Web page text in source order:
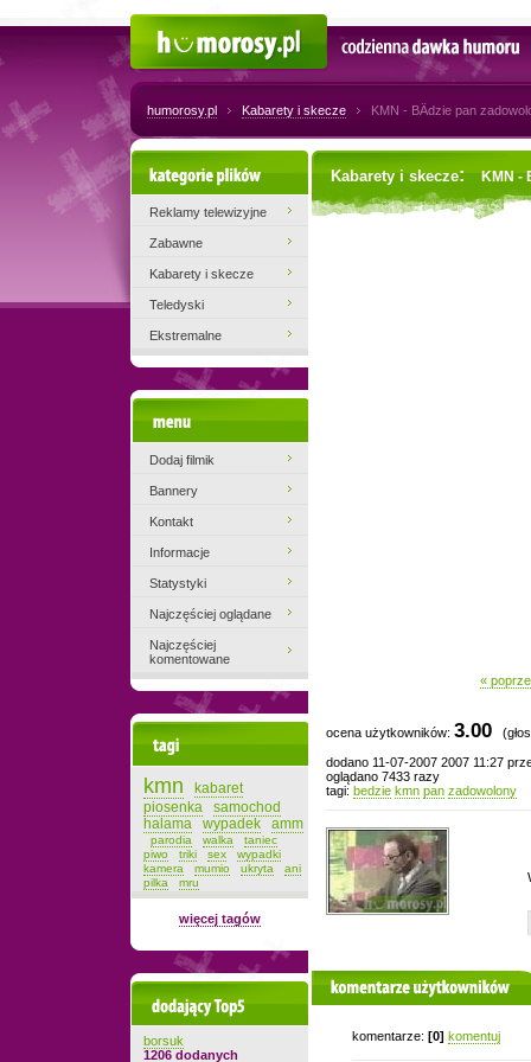
Codzienna dawka humoru
humorosy.pl Kabarety i skecze KMN - BÄdzie pan
Kabarety i skecze: KMN -
«
ocena użytkowników: 3.00
dodano 11-07-2007 2007 11:27
oglądano 7433 razy
tagi: bedzie kmn pan zadowolony
komentarze użytkowników
komentarze: [0] komentuj
Kategorie plików
Reklamy telewizyjne
Zabawne
Kabarety i skecze
Teledyski
Ekstremalne
Dodaj filmik
Bannery
Kontakt
Informacje
Statystyki
Najczęściej oglądane
Najczęściej
komentowane
kmn
kabaret
piosenka
samochod
halama
wypadek amm
parodia walka
taniec
piwo
triki sex
wypadki
kamera
mumio ukryta
ani
pilka
mru
więcej tagów
Dodający top-5
borsuk
1206 dodanych